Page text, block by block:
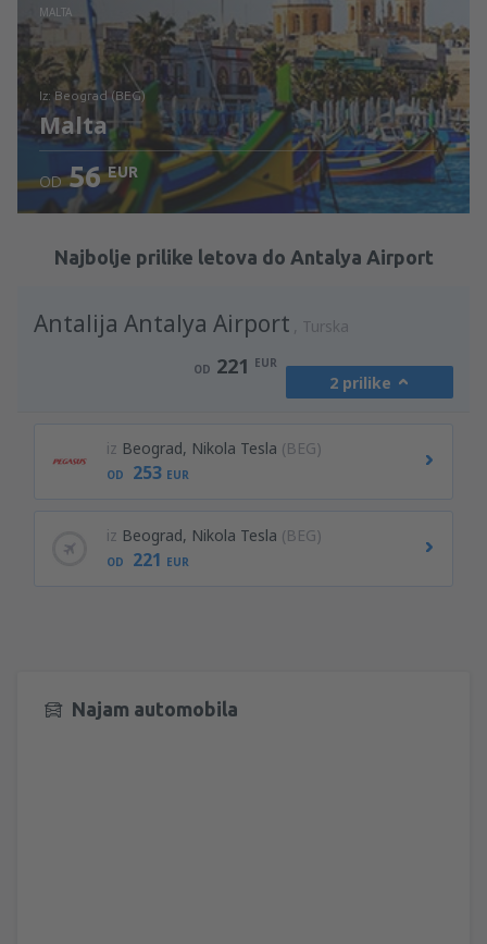
Pogledajte detalje
MALTA
iz: Beograd (BEG)
Malta
Pogledajte detalje
OD 56 EUR
Najbolje prilike letova do Antalya Airport
Antalija Antalya Airport Turska
OD 221 EUR
2 prilike
iz Beograd, Nikola Tesla (BEG)
OD 253 EUR
iz Beograd, Nikola Tesla (BEG)
OD 221 EUR
Najam automobila